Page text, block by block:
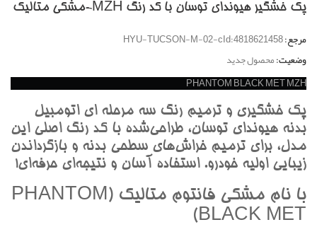
پک خشگير هیوندای توسان با کد رنگ MZH-مشکي متاليک
مرجع:HYU-TUCSON-M-02-cId:4818621458
وضعیت:محصول جدید
PHANTOM BLACK MET MZH
پک خشگيري و ترميم رنگ سه مرحله اي اتومبيل
بدنه هيونداي توسان، طراحي‌شده با کد رنگ اصلي اين
مدل، براي ترميم خراش‌هاي سطحي بدنه و بازگرداندن
زيبايي اوليه خودرو. استفاده آسان و نتيجه‌اي حرفه‌اي!
با نام مشکي فانتوم متاليک (PHANTOM
BLACK MET)